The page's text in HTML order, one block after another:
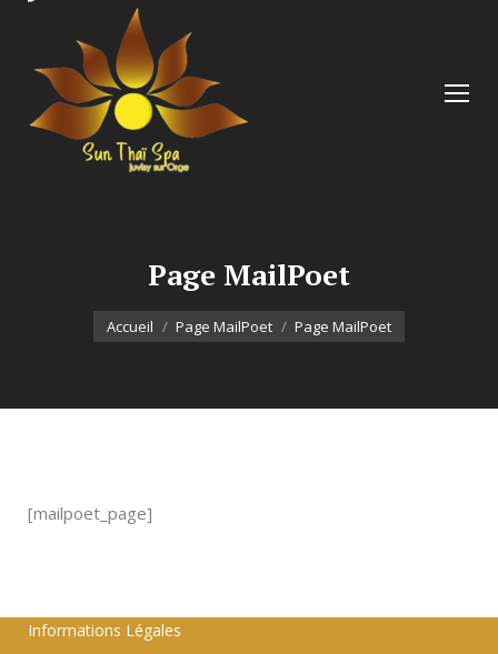
Page MailPoet
Vous êtes ici :
Accueil Page MailPoet Page MailPoet
[mailpoet_page]
Informations Légales